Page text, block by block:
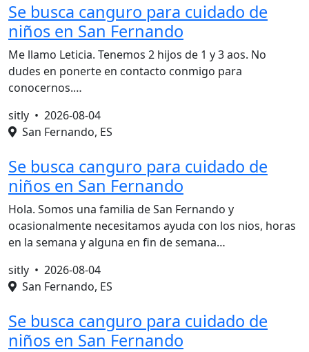
Se busca canguro para cuidado de
niños en San Fernando
Me llamo Leticia. Tenemos 2 hijos de 1 y 3 aos. No
dudes en ponerte en contacto conmigo para
conocernos.…
sitly • 2026-08-04
San Fernando, ES
Se busca canguro para cuidado de
niños en San Fernando
Hola. Somos una familia de San Fernando y
ocasionalmente necesitamos ayuda con los nios, horas
en la semana y alguna en fin de semana…
sitly • 2026-08-04
San Fernando, ES
Se busca canguro para cuidado de
niños en San Fernando